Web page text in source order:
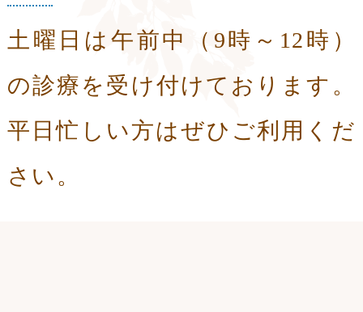
土曜日は午前中（9時～12時）
の診療を受け付けております。
平日忙しい方はぜひご利用くだ
さい。